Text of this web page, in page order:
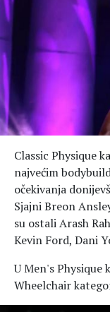
Classic Physique
najvećim
očekivanja
Sjajni Breon
su ostali Arash
Kevin Ford, Dani
U Men's Physique
Wheelchair